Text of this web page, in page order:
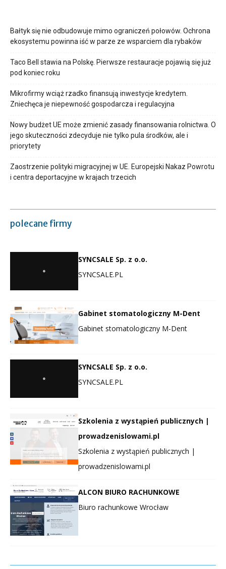
Bałtyk się nie odbudowuje mimo ograniczeń połowów. Ochrona
ekosystemu powinna iść w parze ze wsparciem dla rybaków
Taco Bell stawia na Polskę. Pierwsze restauracje pojawią się już
pod koniec roku
Mikrofirmy wciąż rzadko finansują inwestycje kredytem.
Zniechęca je niepewność gospodarcza i regulacyjna
Nowy budżet UE może zmienić zasady finansowania rolnictwa. O
jego skuteczności zdecyduje nie tylko pula środków, ale i
priorytety
Zaostrzenie polityki migracyjnej w UE. Europejski Nakaz Powrotu
i centra deportacyjne w krajach trzecich
polecane firmy
SYNCSALE Sp. z o.o.
SYNCSALE.PL
Gabinet stomatologiczny M-Dent
Gabinet stomatologiczny M-Dent
SYNCSALE Sp. z o.o.
SYNCSALE.PL
Szkolenia z wystąpień publicznych |
prowadzenislowami.pl
Szkolenia z wystąpień publicznych |
prowadzenislowami.pl
ALCON BIURO RACHUNKOWE
Biuro rachunkowe Wrocław